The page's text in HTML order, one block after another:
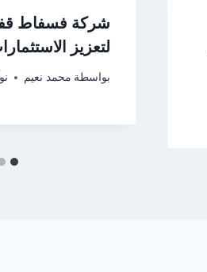
شركة فسفاط
لتعزيز
بواسطة محمد نعيم